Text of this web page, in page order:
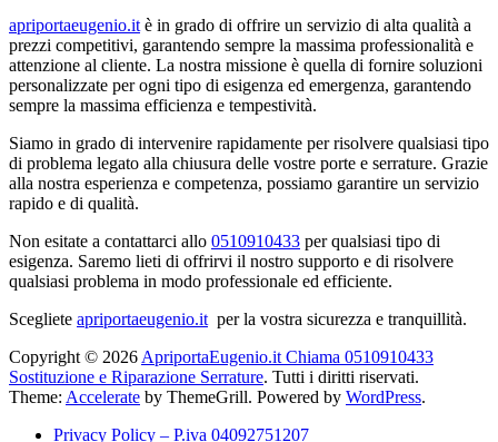
apriportaeugenio.it è in grado di offrire un servizio di alta qualità a
prezzi competitivi, garantendo sempre la massima professionalità e
attenzione al cliente. La nostra missione è quella di fornire soluzioni
personalizzate per ogni tipo di esigenza ed emergenza, garantendo
sempre la massima efficienza e tempestività.
Siamo in grado di intervenire rapidamente per risolvere qualsiasi tipo
di problema legato alla chiusura delle vostre porte e serrature. Grazie
alla nostra esperienza e competenza, possiamo garantire un servizio
rapido e di qualità.
Non esitate a contattarci allo 0510910433 per qualsiasi tipo di
esigenza. Saremo lieti di offrirvi il nostro supporto e di risolvere
qualsiasi problema in modo professionale ed efficiente.
Scegliete apriportaeugenio.it per la vostra sicurezza e tranquillità.
Copyright © 2026 ApriportaEugenio.it Chiama 0510910433
Sostituzione e Riparazione Serrature. Tutti i diritti riservati.
Theme: Accelerate by ThemeGrill. Powered by WordPress.
Privacy Policy – P.iva 04092751207